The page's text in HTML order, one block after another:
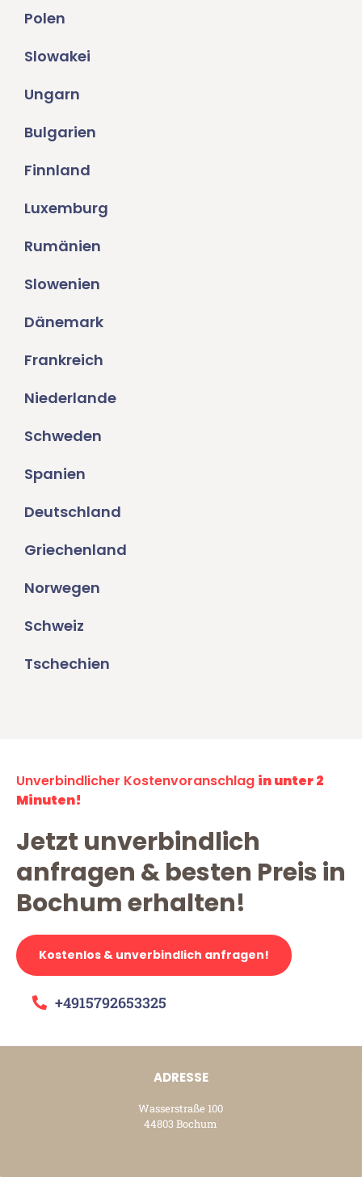
Polen
Slowakei
Ungarn
Bulgarien
Finnland
Luxemburg
Rumänien
Slowenien
Dänemark
Frankreich
Niederlande
Schweden
Spanien
Deutschland
Griechenland
Norwegen
Schweiz
Tschechien
Unverbindlicher Kostenvoranschlag in unter 2
Minuten!
Jetzt unverbindlich
anfragen & besten Preis in
Bochum erhalten!
Kostenlos & unverbindlich anfragen!
+4915792653325
ADRESSE
Wasserstraße 100
44803 Bochum